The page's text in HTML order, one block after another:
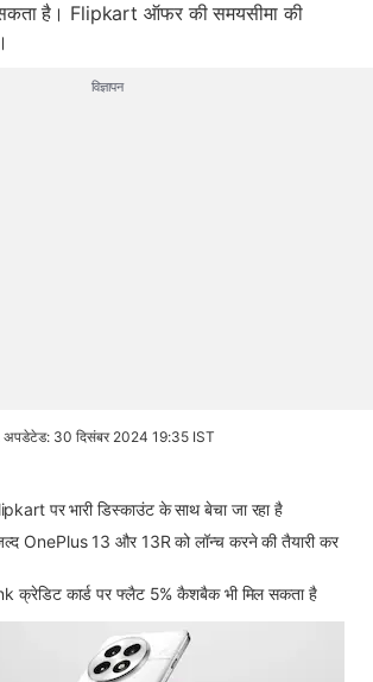
है। Flipkart ऑफर की समयसीमा की
विज्ञापन
अपडेटेड: 30 दिसंबर 2024 19:35 IST
पर भारी डिस्काउंट के साथ बेचा जा रहा है
OnePlus 13 और 13R को लॉन्च करने की तैयारी कर
क्रेडिट कार्ड पर फ्लैट 5% कैशबैक भी मिल सकता है